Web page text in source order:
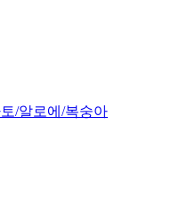
/알로에/복숭아